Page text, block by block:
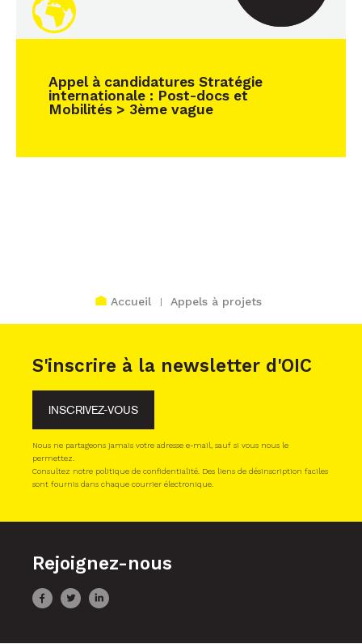
Appel à candidatures Stratégie
internationale : Post-docs et
Mobilités > 3ème vague
Accueil Appels à projets
S'inscrire à la newsletter d'OIC
INSCRIVEZ-VOUS
Nous ne partageons jamais votre adresse e-mail, sauf si vous nous le
permettez.
Consultez notre politique de confidentialité. Des liens de désinscription faciles
sont fournis dans chaque courrier électronique.
Rejoignez-nous